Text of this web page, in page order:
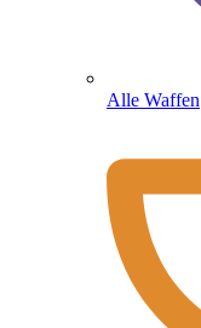
Alle Waffen